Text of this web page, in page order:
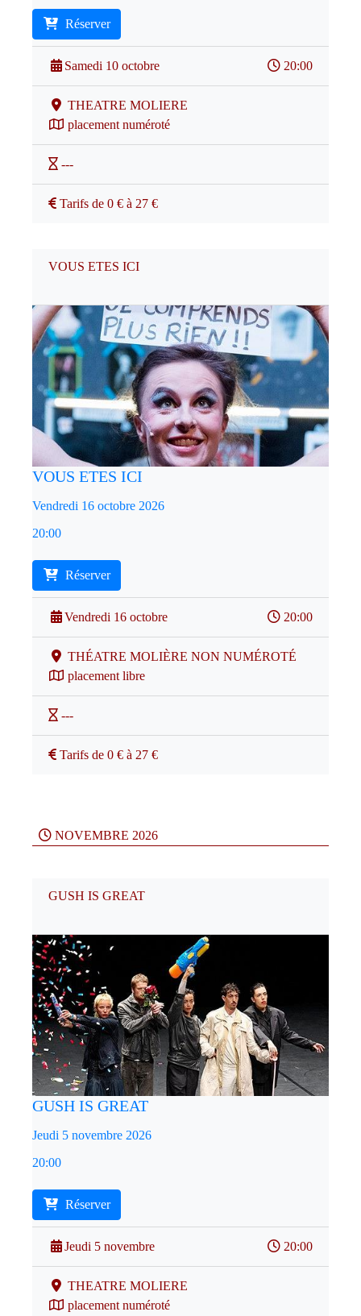
Réserver
Samedi 10 octobre 20:00
THEATRE MOLIERE
placement numéroté
---
Tarifs de 0 € à 27 €
VOUS ETES ICI
VOUS ETES ICI
Vendredi 16 octobre 2026
20:00
Réserver
Vendredi 16 octobre 20:00
THÉATRE MOLIÈRE NON NUMÉROTÉ
placement libre
---
Tarifs de 0 € à 27 €
NOVEMBRE 2026
GUSH IS GREAT
GUSH IS GREAT
Jeudi 5 novembre 2026
20:00
Réserver
Jeudi 5 novembre 20:00
THEATRE MOLIERE
placement numéroté